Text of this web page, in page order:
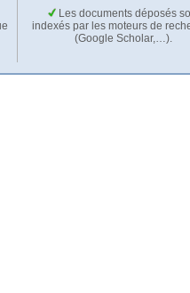
Les documents déposés
indexés par les moteurs de
(Google Scholar,…).